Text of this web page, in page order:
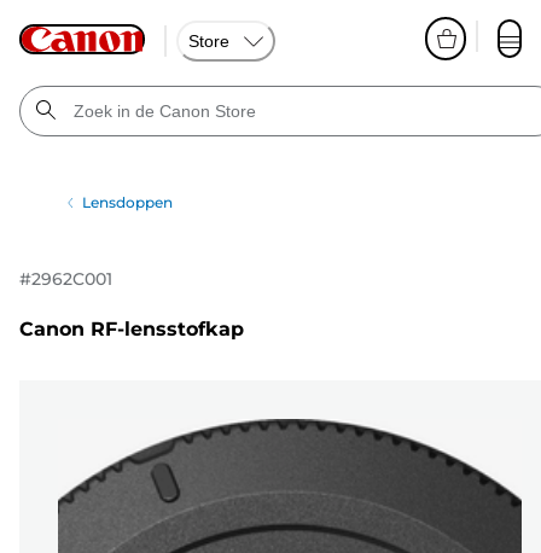
Store
Lensdoppen
#2962C001
Canon RF-lensstofkap